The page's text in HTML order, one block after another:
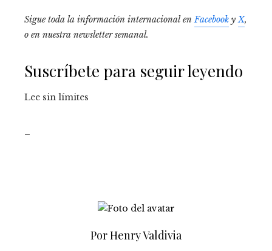
Sigue toda la información internacional enFacebook yX,
o en nuestra newsletter semanal.
Suscríbete para seguir leyendo
Lee sin límites
Por Henry Valdivia